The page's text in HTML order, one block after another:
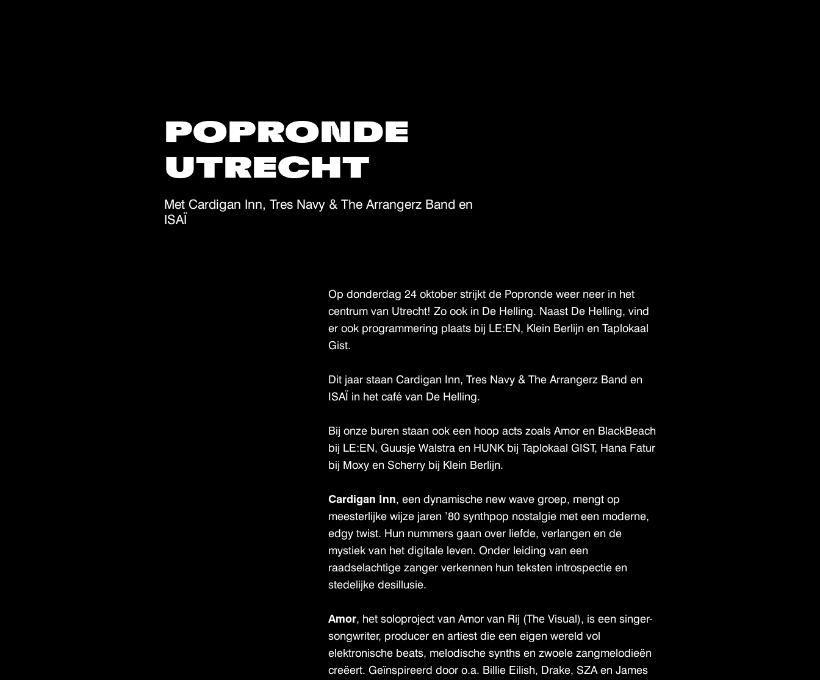
POPRONDE
UTRECHT
Met Cardigan Inn, Tres Navy & The Arrangerz Band en
ISAÏ
Op donderdag 24 oktober strijkt de Popronde weer neer in het
centrum van Utrecht! Zo ook in De Helling. Naast De Helling, vind
er ook programmering plaats bij LE:EN, Klein Berlijn en Taplokaal
Gist.
Dit jaar staan Cardigan Inn, Tres Navy & The Arrangerz Band en
ISAÏ in het café van De Helling.
Bij onze buren staan ook een hoop acts zoals Amor en BlackBeach
bij LE:EN, Guusje Walstra en HUNK bij Taplokaal GIST, Hana Fatur
bij Moxy en Scherry bij Klein Berlijn.
Cardigan Inn, een dynamische new wave groep, mengt op
meesterlijke wijze jaren ’80 synthpop nostalgie met een moderne,
edgy twist. Hun nummers gaan over liefde, verlangen en de
mystiek van het digitale leven. Onder leiding van een
raadselachtige zanger verkennen hun teksten introspectie en
stedelijke desillusie.
Amor, het soloproject van Amor van Rij (The Visual), is een singer-
songwriter, producer en artiest die een eigen wereld vol
elektronische beats, melodische synths en zwoele zangmelodieën
creëert. Geïnspireerd door o.a. Billie Eilish, Drake, SZA en James